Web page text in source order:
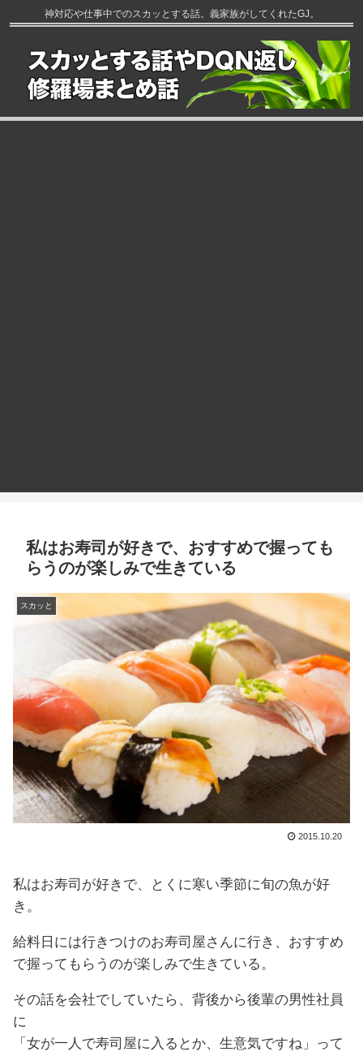
神対応や仕事中でのスカッとする話。義家族がしてくれたGJ。
私はお寿司が好きで、おすすめで握っても
らうのが楽しみで生きている
スカッと
2015.10.20
私はお寿司が好きで、とくに寒い季節に旬の魚が好
き。
給料日には行きつけのお寿司屋さんに行き、おすすめ
で握ってもらうのが楽しみで生きている。
その話を会社でしていたら、背後から後輩の男性社員
に
「女が一人で寿司屋に入るとか、生意気ですね」って